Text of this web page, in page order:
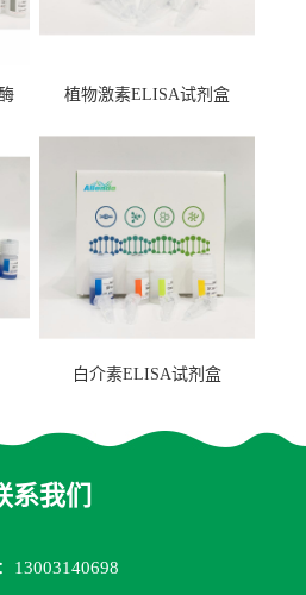
植物激素ELISA试剂盒
白介素ELISA试剂盒
系我们
13003140698